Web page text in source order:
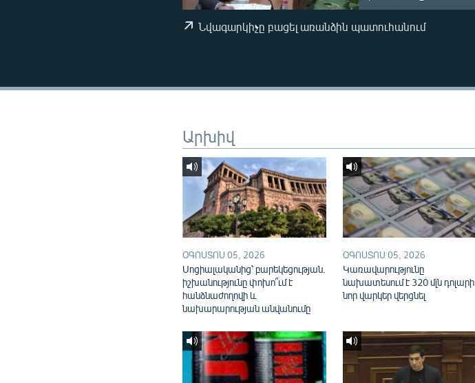
Նվագարկիչը բացել առանձին պատուհանում
Արխիվ
ՕԳՈՍՏՈՍ 05, 2026
Սոցիալականից՝ բարեկեցության.
իշխանությունը փոխո՞ւմ է
հանձնաժողովի և
նախարարության անվանումը
ՕԳՈՍՏՈՍ 05, 2026
Կառավարությունը
նախատեսում է 320 մլն դոլարի
նոր վարկեր վերցնել